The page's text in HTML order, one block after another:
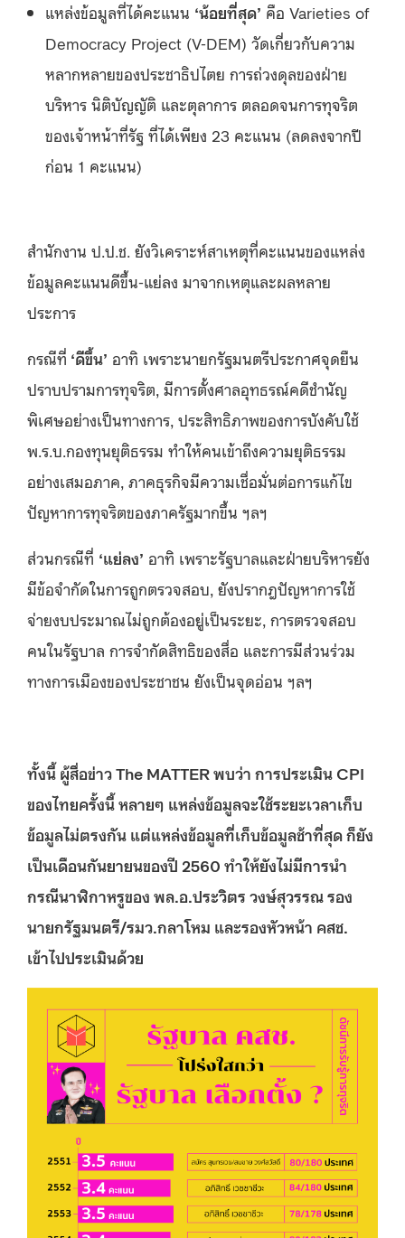
แหล่งข้อมูลที่ได้คะแนน ‘น้อยที่สุด’ คือ Varieties of
Democracy Project (V-DEM) วัดเกี่ยวกับความ
หลากหลายของประชาธิปไตย การถ่วงดุลของฝ่าย
บริหาร นิติบัญญัติ และตุลาการ ตลอดจนการทุจริต
ของเจ้าหน้าที่รัฐ ที่ได้เพียง 23 คะแนน (ลดลงจากปี
ก่อน 1 คะแนน)
สำนักงาน ป.ป.ช. ยังวิเคราะห์สาเหตุที่คะแนนของแหล่ง
ข้อมูลคะแนนดีขึ้น-แย่ลง มาจากเหตุและผลหลาย
ประการ
กรณีที่ ‘ดีขึ้น’ อาทิ เพราะนายกรัฐมนตรีประกาศจุดยืน
ปราบปรามการทุจริต, มีการตั้งศาลอุทธรณ์คดีชำนัญ
พิเศษอย่างเป็นทางการ, ประสิทธิภาพของการบังคับใช้
พ.ร.บ.กองทุนยุติธรรม ทำให้คนเข้าถึงความยุติธรรม
อย่างเสมอภาค, ภาคธุรกิจมีความเชื่อมั่นต่อการแก้ไข
ปัญหาการทุจริตของภาครัฐมากขึ้น ฯลฯ
ส่วนกรณีที่ ‘แย่ลง’ อาทิ เพราะรัฐบาลและฝ่ายบริหารยัง
มีข้อจำกัดในการถูกตรวจสอบ, ยังปรากฎปัญหาการใช้
จ่ายงบประมาณไม่ถูกต้องอยู่เป็นระยะ, การตรวจสอบ
คนในรัฐบาล การจำกัดสิทธิของสื่อ และการมีส่วนร่วม
ทางการเมืองของประชาชน ยังเป็นจุดอ่อน ฯลฯ
ทั้งนี้ ผู้สื่อข่าว The MATTER พบว่า การประเมิน CPI
ของไทยครั้งนี้ หลายๆ แหล่งข้อมูลจะใช้ระยะเวลาเก็บ
ข้อมูลไม่ตรงกัน แต่แหล่งข้อมูลที่เก็บข้อมูลช้าที่สุด ก็ยัง
เป็นเดือนกันยายนของปี 2560 ทำให้ยังไม่มีการนำ
กรณีนาฬิกาหรูของ พล.อ.ประวิตร วงษ์สุวรรณ รอง
นายกรัฐมนตรี/รมว.กลาโหม และรองหัวหน้า คสช.
เข้าไปประเมินด้วย